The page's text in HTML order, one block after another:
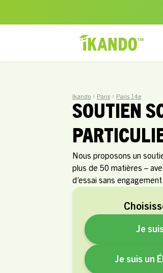
Ikando Paris Paris 14e
SOUTIEN
Nous proposons un
plus de 50 matières –
d’essai sans
Je
Je suis un